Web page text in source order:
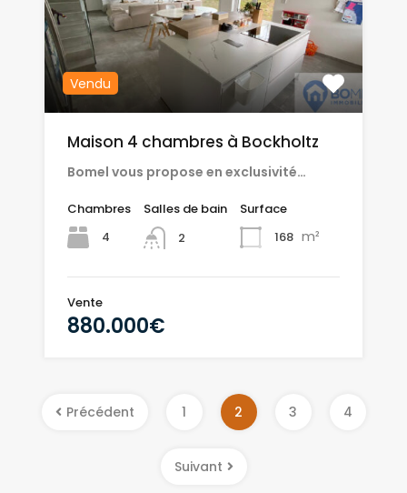
Vendu
Maison 4 chambres à Bockholtz
Bomel vous propose en exclusivité…
Chambres
4
Salles de bain
2
Surface
168 m²
Vente
880.000€
Précédent 1 2 3 4
Suivant